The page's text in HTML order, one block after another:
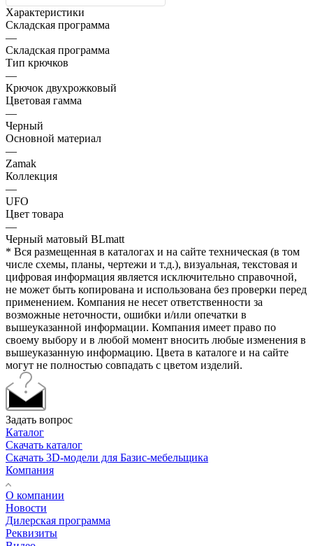
Характеристики
Складская программа
—
Складская программа
Тип крючков
—
Крючок двухрожковый
Цветовая гамма
—
Черный
Основной материал
—
Zamak
Коллекция
—
UFO
Цвет товара
—
Черный матовый BLmatt
* Вся размещенная в каталогах и на сайте техническая (в том
числе схемы, планы, чертежи и т.д.), визуальная, текстовая и
цифровая информация является исключительно справочной,
не может быть копирована и использована без проверки перед
применением. Компания не несет ответственности за
возможные неточности, ошибки и/или опечатки в
вышеуказанной информации. Компания имеет право по
своему выбору и в любой момент вносить любые изменения в
вышеуказанную информацию. Цвета в каталоге и на сайте
могут не полностью совпадать с цветом изделий.
Задать вопрос
Каталог
Скачать каталог
Скачать 3D-модели для Базис-мебельщика
Компания
О компании
Новости
Дилерская программа
Реквизиты